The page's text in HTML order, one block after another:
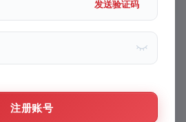
FEATURE MATRIX · v1 模块路
视频已上线，AI 全
发送验证码
注册账号